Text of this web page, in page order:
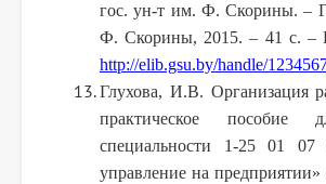
гос. ун-т им. Ф. Скорины. –
Ф. Скорины, 2015. – 41 с. –
http://elib.gsu.by/handle/
Глухова, И.В. Организация
практическое пособие
специальности 1-25 01
управление на